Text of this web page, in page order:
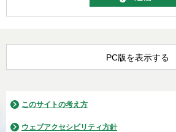
PC版を表示する
このサイトの考え方
ウェブアクセシビリティ方針